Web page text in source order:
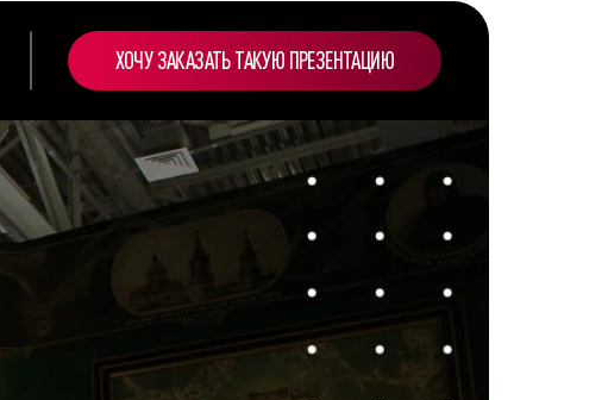
ХОЧУ ЗАКАЗАТЬ ТАКУЮ ПРЕЗЕНТАЦИЮ